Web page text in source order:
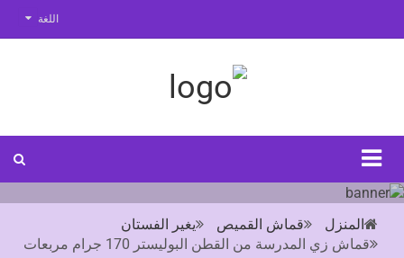
اللغة
المنزل قماش القميص
يغير الفستان
قماش زي المدرسة من القطن البوليستر 170 جرام مربعات